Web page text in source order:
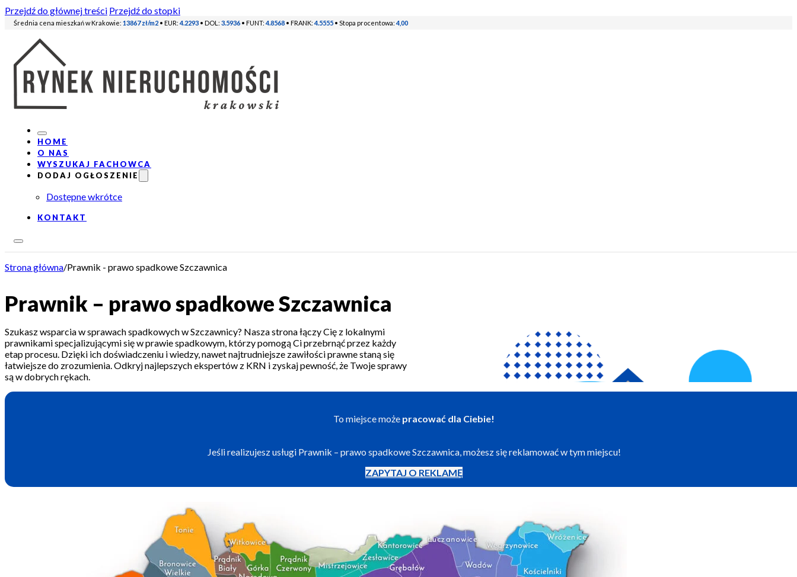
Przejdź do głównej treści Przejdź do stopki
Średnia cena mieszkań w Krakowie: 13867 zł/m2 • EUR: 4.2293 • DOL: 3.5936 • FUNT: 4.8568 • FRANK: 4.5555 • Stopa procentowa: 4,00
HOME
O NAS
WYSZUKAJ FACHOWCA
DODAJ OGŁOSZENIE
Dostępne wkrótce
KONTAKT
Strona główna/Prawnik - prawo spadkowe Szczawnica
Prawnik – prawo spadkowe Szczawnica
Szukasz wsparcia w sprawach spadkowych w Szczawnicy? Nasza strona łączy Cię z lokalnymi
prawnikami specjalizującymi się w prawie spadkowym, którzy pomogą Ci przebrnąć przez każdy
etap procesu. Dzięki ich doświadczeniu i wiedzy, nawet najtrudniejsze zawiłości prawne staną się
łatwiejsze do zrozumienia. Odkryj najlepszych ekspertów z KRN i zyskaj pewność, że Twoje sprawy
są w dobrych rękach.
To miejsce może pracować dla Ciebie!
Jeśli realizujesz usługi Prawnik – prawo spadkowe Szczawnica, możesz się reklamować w tym miejscu!
ZAPYTAJ O REKLAMĘ